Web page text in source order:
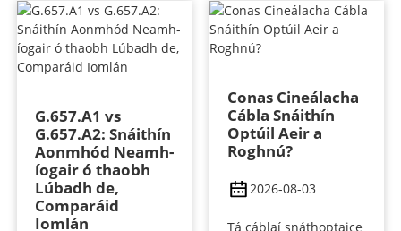
G.657.A1 vs
G.657.A2: Snáithín
Aonmhód Neamh-
íogair ó thaobh
Lúbadh de,
Comparáid
Iomlán
Conas Cineálacha
Cábla Snáithín
Optúil Aeir a
Roghnú?
2026-08-03
Tá cáblaí snáthoptaice